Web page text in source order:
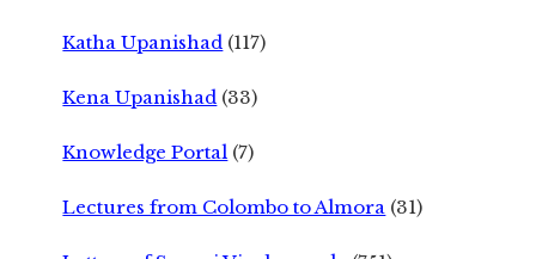
Katha Upanishad (117)
Kena Upanishad (33)
Knowledge Portal (7)
Lectures from Colombo to Almora (31)